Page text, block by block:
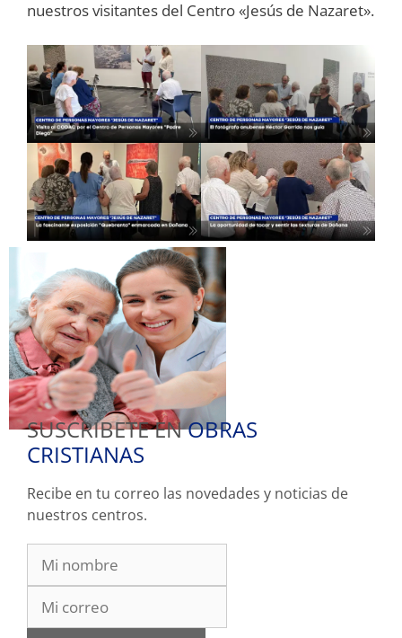
nuestros visitantes del Centro «Jesús de Nazaret».
SUSCRIBETE ENOBRAS
CRISTIANAS
Recibe en tu correo las novedades y noticias de
nuestros centros.